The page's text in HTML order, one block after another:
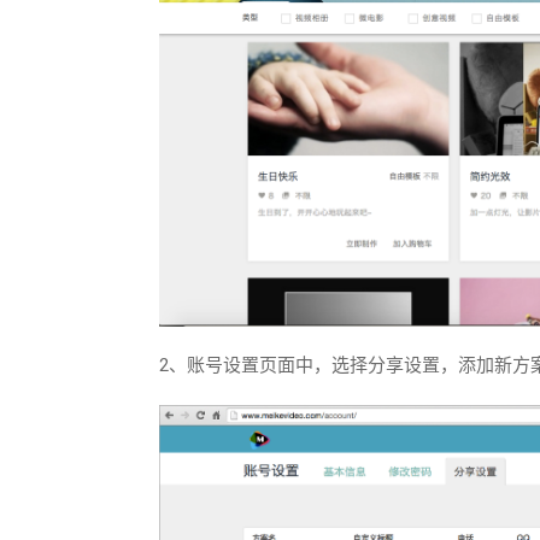
2、账号设置页面中，选择分享设置，添加新方